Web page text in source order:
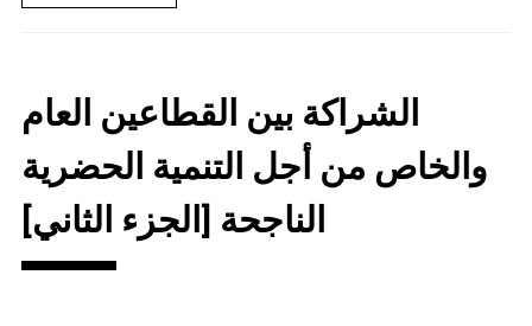
الشراكة بين القطاعين العام
والخاص من أجل التنمية الحضرية
الناجحة [الجزء الثاني]